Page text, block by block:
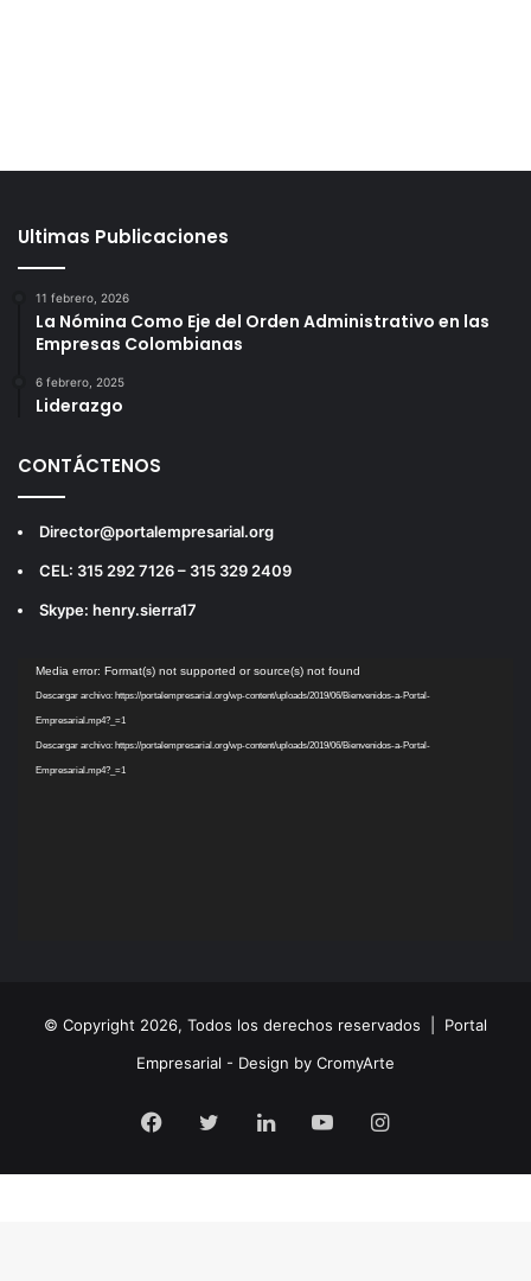
Ultimas Publicaciones
11 febrero, 2026
La Nómina Como Eje del Orden Administrativo en las
Empresas Colombianas
6 febrero, 2025
Liderazgo
CONTÁCTENOS
Director@portalempresarial.org
CEL: 315 292 7126 – 315 329 2409
Skype: henry.sierra17
Reproductor
vídeo
Media error: Format(s) not supported or source(s) not found
Descargar archivo: https://portalempresarial.org/wp-content/uploads/2019/06/Bienvenidos-a-Portal-
Empresarial.mp4?_=1
Descargar archivo: https://portalempresarial.org/wp-content/uploads/2019/06/Bienvenidos-a-Portal-
Empresarial.mp4?_=1
© Copyright 2026, Todos los derechos reservados | Portal
Empresarial - Design by CromyArte
Facebook
TwitterLinkedInYouTubeInstagram